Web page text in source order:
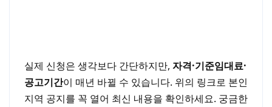
실제 신청은 생각보다 간단하지만, 자격·기준임대료·
공고기간이 매년 바뀔 수 있습니다. 위의 링크로 본인
지역 공지를 꼭 열어 최신 내용을 확인하세요. 궁금한